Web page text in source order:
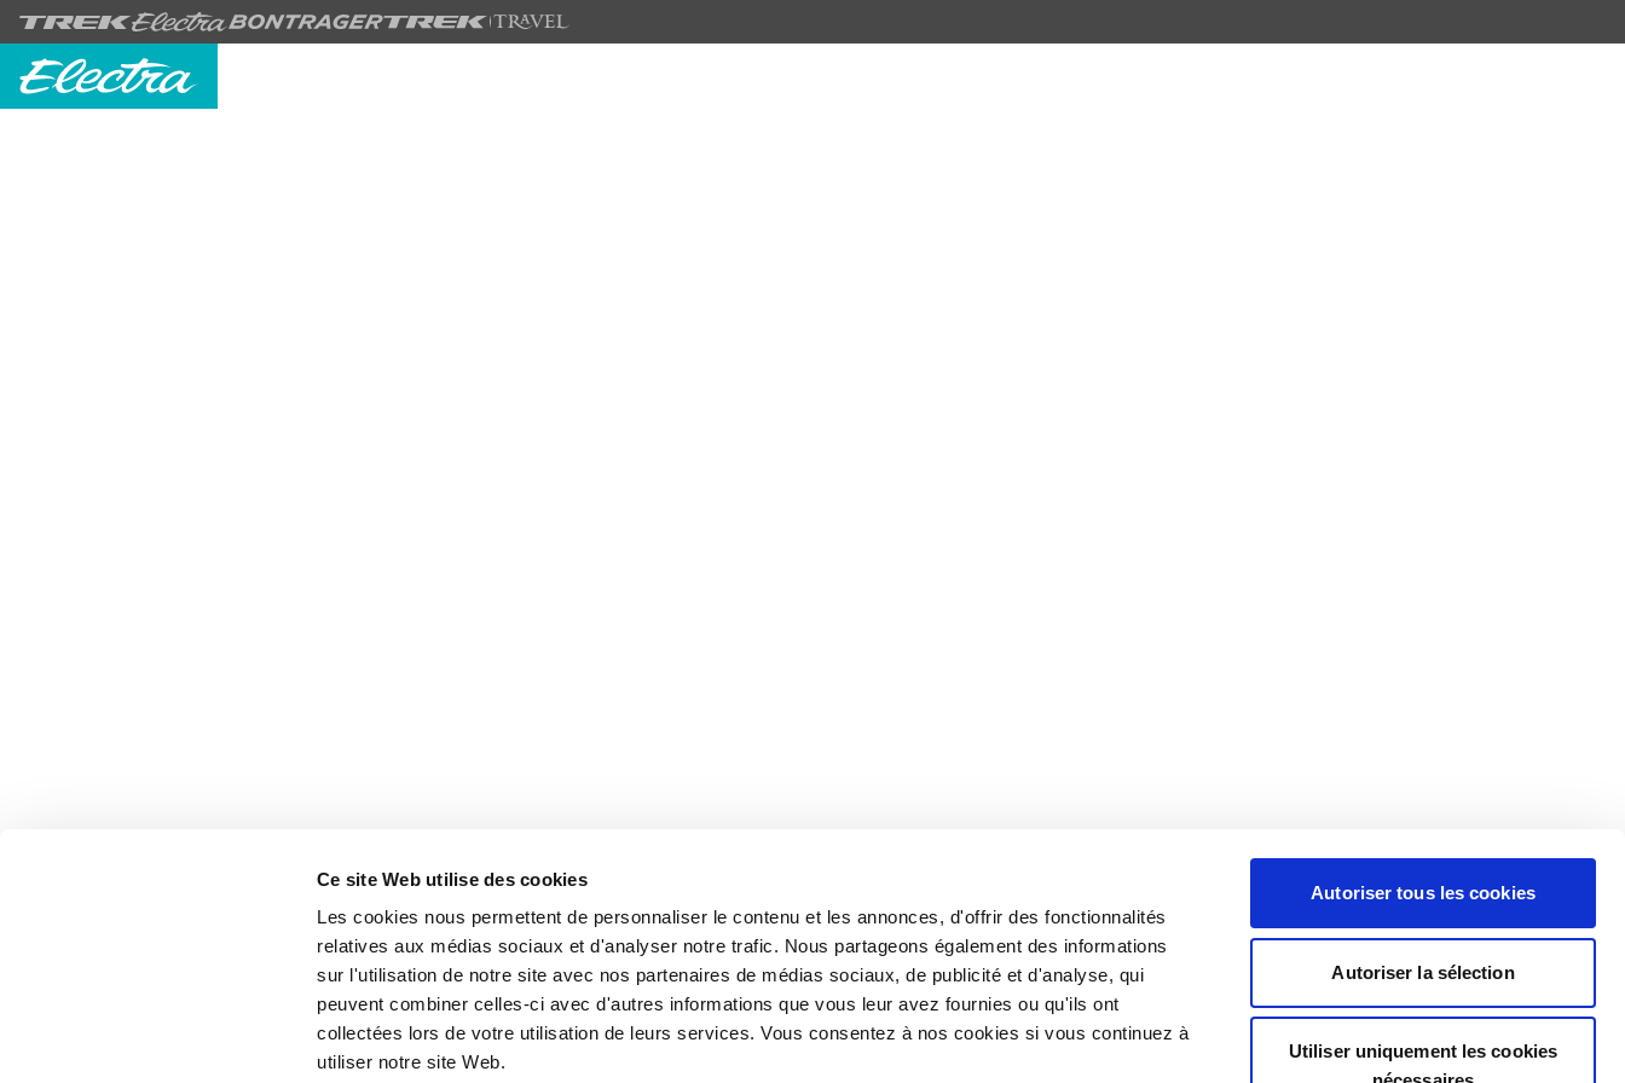
Ce site Web utilise des cookies
Les cookies nous permettent de personnaliser le contenu et les annonces, d'offrir des fonctionnalités
relatives aux médias sociaux et d'analyser notre trafic. Nous partageons également des informations
sur l'utilisation de notre site avec nos partenaires de médias sociaux, de publicité et d'analyse, qui
peuvent combiner celles-ci avec d'autres informations que vous leur avez fournies ou qu'ils ont
collectées lors de votre utilisation de leurs services. Vous consentez à nos cookies si vous continuez à
utiliser notre site Web.
Autoriser tous les cookies
Autoriser la sélection
Utiliser uniquement les cookies